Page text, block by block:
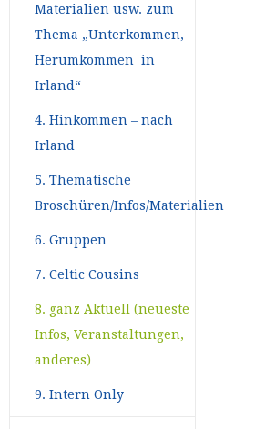
Materialien usw. zum
Thema „Unterkommen,
Herumkommen in
Irland“
4. Hinkommen – nach
Irland
5. Thematische
Broschüren/Infos/Materialien
6. Gruppen
7. Celtic Cousins
8. ganz Aktuell (neueste
Infos, Veranstaltungen,
anderes)
9. Intern Only